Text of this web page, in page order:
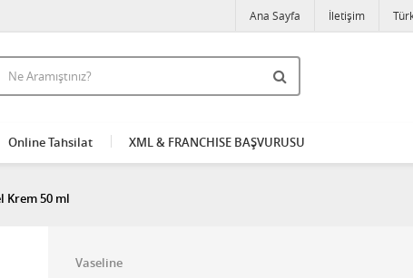
Ana Sayfa İletişim
Online Tahsilat XML & FRANCHISE BAŞVURUSU
Krem 50 ml
Vaseline